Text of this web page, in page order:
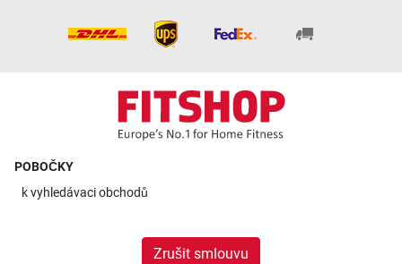
POBOČKY
kvyhledávaci obchodů
Zrušit smlouvu